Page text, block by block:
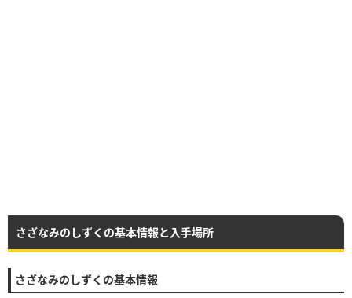
さざなみのしずくの基本情報と入手場所
さざなみのしずくの基本情報